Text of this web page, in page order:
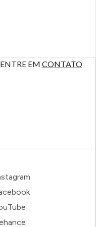
ENTRE EM CONTATO